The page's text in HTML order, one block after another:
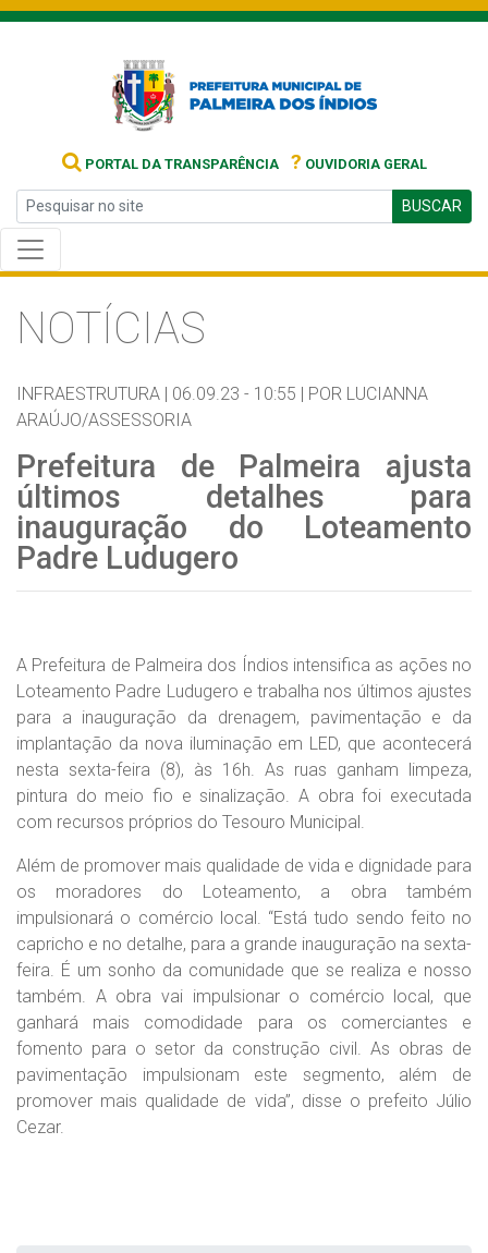
PORTAL DA TRANSPARÊNCIA ? OUVIDORIA GERAL
BUSCAR
NOTÍCIAS
INFRAESTRUTURA | 06.09.23 - 10:55 | POR LUCIANNA
ARAÚJO/ASSESSORIA
Prefeitura de Palmeira ajusta
últimos detalhes para
inauguração do Loteamento
Padre Ludugero
A Prefeitura de Palmeira dos Índios intensifica as ações no
Loteamento Padre Ludugero e trabalha nos últimos ajustes
para a inauguração da drenagem, pavimentação e da
implantação da nova iluminação em LED, que acontecerá
nesta sexta-feira (8), às 16h. As ruas ganham limpeza,
pintura do meio fio e sinalização. A obra foi executada
com recursos próprios do Tesouro Municipal.
Além de promover mais qualidade de vida e dignidade para
os moradores do Loteamento, a obra também
impulsionará o comércio local. “Está tudo sendo feito no
capricho e no detalhe, para a grande inauguração na sexta-
feira. É um sonho da comunidade que se realiza e nosso
também. A obra vai impulsionar o comércio local, que
ganhará mais comodidade para os comerciantes e
fomento para o setor da construção civil. As obras de
pavimentação impulsionam este segmento, além de
promover mais qualidade de vida”, disse o prefeito Júlio
Cezar.